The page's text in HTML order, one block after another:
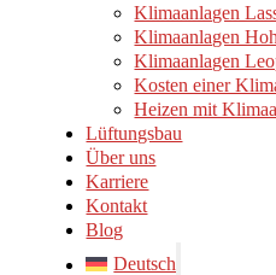
Klimaanlagen
Klimaanlagen
Klimaanlagen
Kosten einer
Heizen mit
Lüftungsbau
Über uns
Karriere
Kontakt
Blog
Deutsch